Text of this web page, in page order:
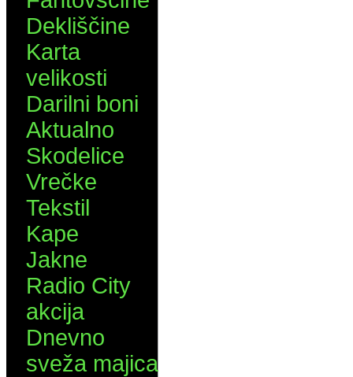
Dekliščine
Karta
velikosti
Darilni boni
Aktualno
Skodelice
Vrečke
Tekstil
Kape
Jakne
Radio City
akcija
Dnevno
sveža majica